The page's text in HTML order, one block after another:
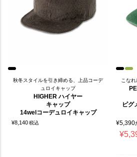
秋冬スタイルを引き締める、上品コーデ
ュロイキャップ
HIGHER ハイヤー
キャップ
14welコーデュロイキャップ
¥8,140税込
こな
ピグ
¥5,390
¥